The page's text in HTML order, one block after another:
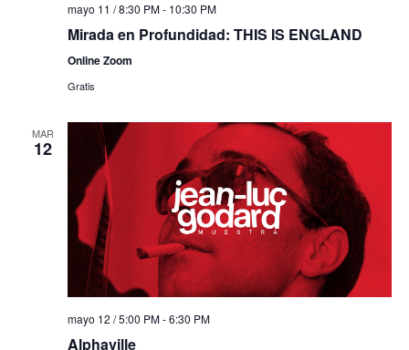
mayo 11 / 8:30 PM- 10:30 PM
Mirada en Profundidad: THIS IS ENGLAND
Online Zoom
Gratis
MAR
12
mayo 12 / 5:00 PM-6:30 PM
Alphaville